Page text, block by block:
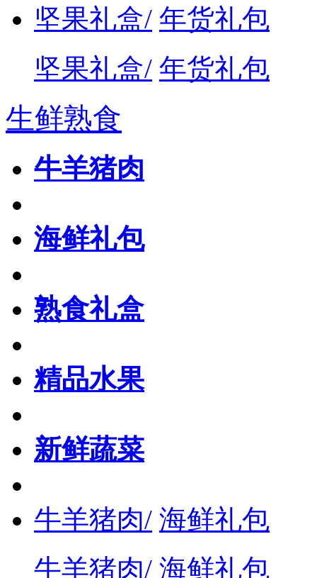
坚果礼盒/ 年货礼包
坚果礼盒/ 年货礼包
生鲜熟食
牛羊猪肉
海鲜礼包
熟食礼盒
精品水果
新鲜蔬菜
牛羊猪肉/ 海鲜礼包
牛羊猪肉/ 海鲜礼包